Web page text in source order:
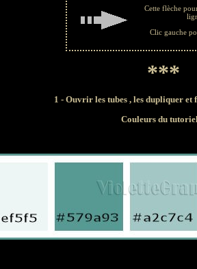
Cette flèche
Clic gauche
***
1 - Ouvrir les tubes , les dupliquer
Couleurs du